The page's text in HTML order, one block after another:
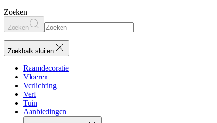
Zoeken
Zoeken
Zoekbalk sluiten
Raamdecoratie
Vloeren
Verlichting
Verf
Tuin
Aanbiedingen